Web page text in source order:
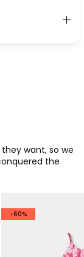
want, so we
the
-60%